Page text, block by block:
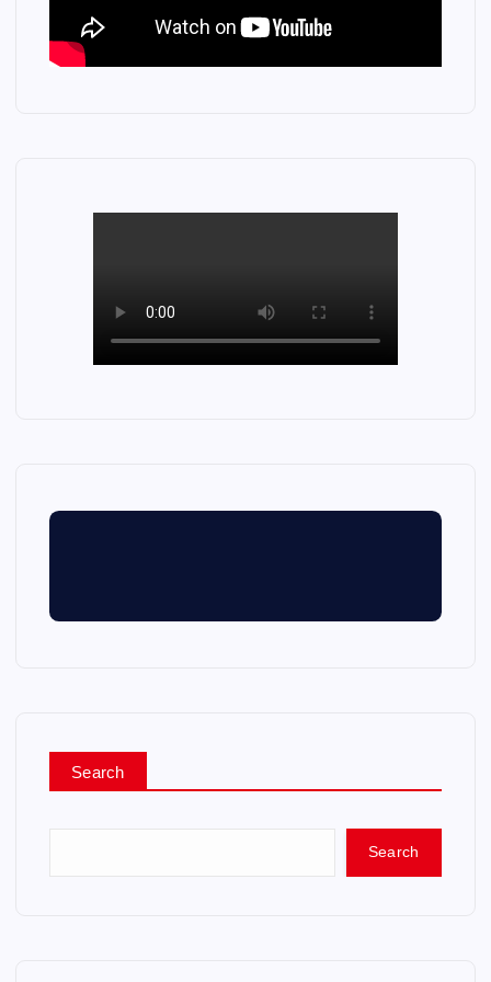
Search
Search